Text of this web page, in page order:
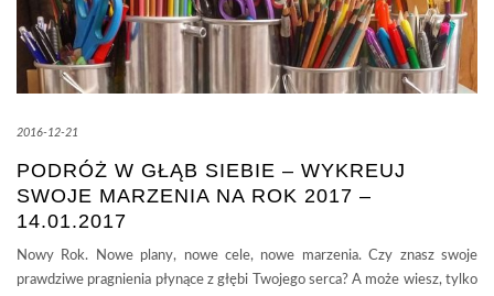
2016-12-21
PODRÓŻ W GŁĄB SIEBIE – WYKREUJ
SWOJE MARZENIA NA ROK 2017 –
14.01.2017
Nowy Rok. Nowe plany, nowe cele, nowe marzenia. Czy znasz swoje
prawdziwe pragnienia płynące z głębi Twojego serca? A może wiesz, tylko